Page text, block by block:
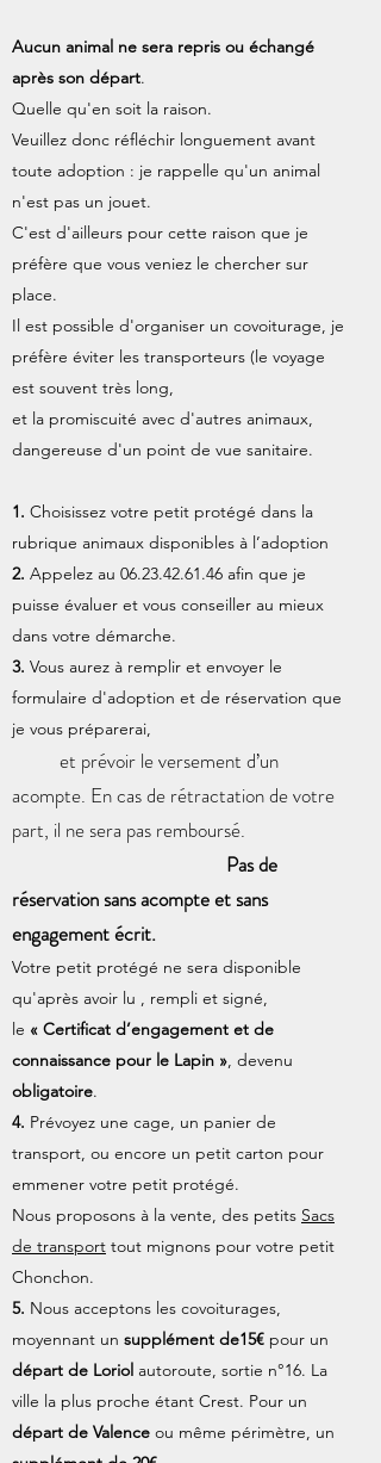
Aucun animal ne sera repris ou échangé
après son départ.
Quelle qu'en soit la raison.
Veuillez donc réfléchir longuement avant
toute adoption : je rappelle qu'un animal
n'est pas un jouet.
C'est d'ailleurs pour cette raison que je
préfère que vous veniez le chercher sur
place.
Il est possible d'organiser un covoiturage, je
préfère éviter les transporteurs (le voyage
est souvent très long,
et la promiscuité avec d'autres animaux,
dangereuse d'un point de vue sanitaire.
1. Choisissez votre petit protégé dans la
rubrique animaux disponibles à l’adoption
2. Appelez au 06.23.42.61.46 afin que je
puisse évaluer et vous conseiller au mieux
dans votre démarche.
3. Vous aurez à remplir et envoyer le
formulaire d'adoption et de réservation que
je vous préparerai,
et prévoir le versement d’un
acompte. En cas de rétractation de votre
part, il ne sera pas remboursé.
Pas de
réservation sans acompte et sans
engagement écrit.
Votre petit protégé ne sera disponible
qu'après avoir lu , rempli et signé,
le « Certificat d’engagement et de
connaissance pour le Lapin », devenu
obligatoire.
4. Prévoyez une cage, un panier de
transport, ou encore un petit carton pour
emmener votre petit protégé.
Nous proposons à la vente, des petits Sacs
de transport tout mignons pour votre petit
Chonchon.
5. Nous acceptons les covoiturages,
moyennant un supplément de15€ pour un
départ de Loriol autoroute, sortie n°16. La
ville la plus proche étant Crest. Pour un
départ de Valence ou même périmètre, un